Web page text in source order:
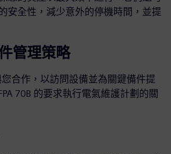
安全性，減少意外的停機時間，並提
管理策略
您合作，以訪問設備並為關鍵備件提
70B 的要求執行電氣維護計劃的關